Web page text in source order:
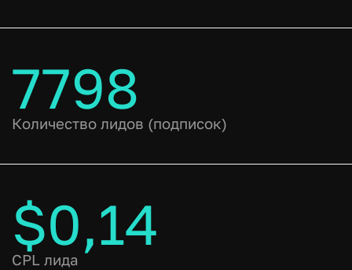
7798
Количество лидов (подписок)
$0,14
CPL лида